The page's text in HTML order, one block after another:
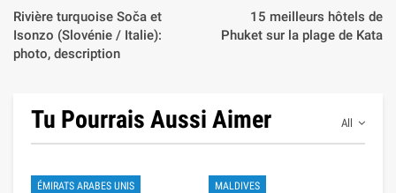
Rivière turquoise Soča et
Isonzo (Slovénie / Italie):
photo, description
15 meilleurs hôtels de
Phuket sur la plage de Kata
All
Tu Pourrais Aussi Aimer
ÉMIRATS ARABES UNIS MALDIVES